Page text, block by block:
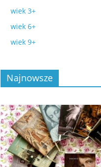
wiek 3+
wiek 6+
wiek 9+
Najnowsze